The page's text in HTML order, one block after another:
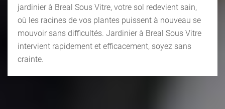
jardinier à Breal Sous Vitre, votre sol redevient sain,
où les racines de vos plantes puissent à nouveau se
mouvoir sans difficultés. Jardinier à Breal Sous Vitre
intervient rapidement et efficacement, soyez sans
crainte.